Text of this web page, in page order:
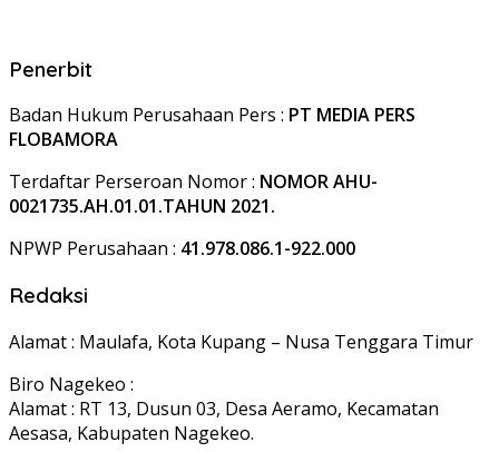
Penerbit
Badan Hukum Perusahaan Pers : PT MEDIA PERS
FLOBAMORA
Terdaftar Perseroan Nomor : NOMOR AHU-
0021735.AH.01.01.TAHUN 2021.
NPWP Perusahaan : 41.978.086.1-922.000
Redaksi
Alamat : Maulafa, Kota Kupang – Nusa Tenggara Timur
Biro Nagekeo :
Alamat : RT 13, Dusun 03, Desa Aeramo, Kecamatan
Aesasa, Kabupaten Nagekeo.